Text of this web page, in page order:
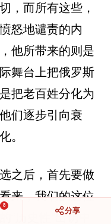
，而所有这些，
怒地谴责的内
他所带来的则是
舞台上把俄罗斯
把老百姓分化为
们逐步引向衰
。
之后，首先要做
来，我们的这位
“历史性”出访中
8
分享